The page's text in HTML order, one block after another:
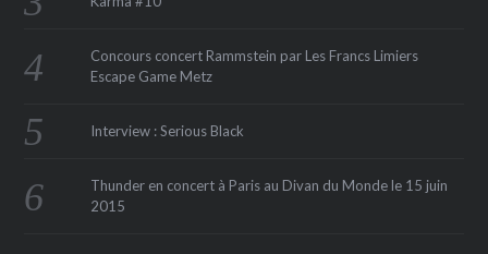
Concours concert Rammstein par Les Francs Limiers
Escape Game Metz
Interview : Serious Black
Thunder en concert à Paris au Divan du Monde le 15 juin
2015